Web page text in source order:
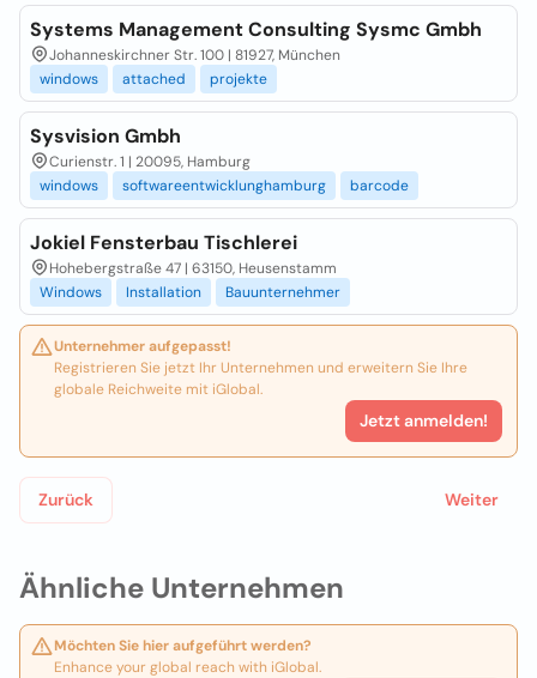
Ähnliche Unternehmen
Möchten Sie hier aufgeführt werden?
Enhance your global reach with iGlobal.
Systems Management Consulting Sysmc Gmbh
Johanneskirchner Str. 100 | 81927, München
windows
attached projekte
Sysvision Gmbh
Curienstr. 1 | 20095, Hamburg
windows
softwareentwicklunghamburg barcode
Jokiel Fensterbau Tischlerei
Hohebergstraße 47 | 63150, Heusenstamm
Windows
Installation Bauunternehmer
Unternehmer aufgepasst!
Registrieren Sie jetzt Ihr Unternehmen und erweitern Sie Ihre
globale Reichweite mit iGlobal.
Jetzt anmelden!
Zurück Weiter